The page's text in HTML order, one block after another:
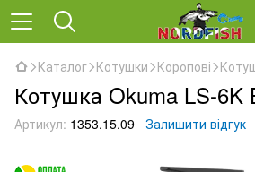
Каталог Котушки Коропові
Котушка Okuma LS-6K
Артикул: 1353.15.09 Залишити відгук